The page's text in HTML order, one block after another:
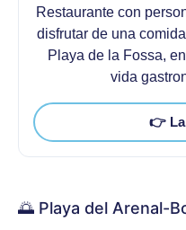
Restaurante con
disfrutar de una
Playa de la Fossa,
vida
👉 La
🌅 Playa del Arenal-